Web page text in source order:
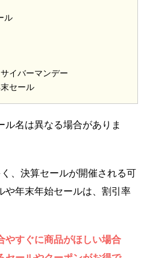
ル
イバーマンデー
セール
名は異なる場合がありま
、決算セールが開催される可
や年末年始セールは、割引率
やすぐに商品がほしい場合